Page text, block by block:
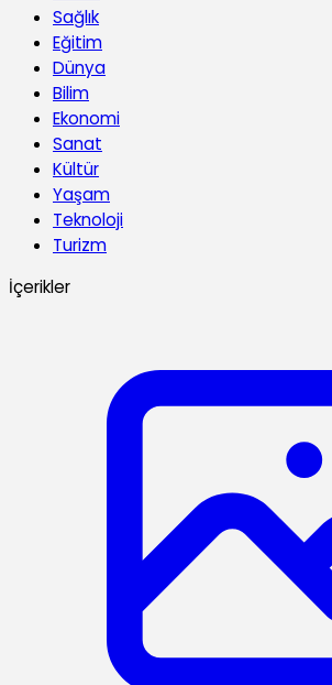
Sağlık
Eğitim
Dünya
Bilim
Ekonomi
Sanat
Kültür
Yaşam
Teknoloji
Turizm
İçerikler